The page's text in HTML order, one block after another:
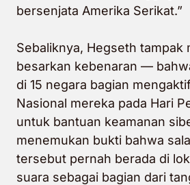
bersenjata Amerika Serikat.”
Sebaliknya, Hegseth tampak
besarkan kebenaran —
di 15 negara bagian
Nasional mereka pada Hari
untuk bantuan keamanan
menemukan bukti bahwa
tersebut pernah berada di
suara sebagai bagian dari